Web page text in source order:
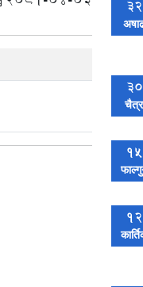
32
30
चैत्र
15
12